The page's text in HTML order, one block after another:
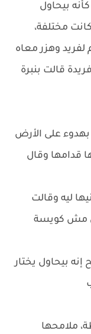
بيحاول
مختلفة،
وهزر معاه
قالت بنبرة
على الأرض
قدامها وقال
ليه وقالت
مش كويسة
بيحاول يختار
ملامحها